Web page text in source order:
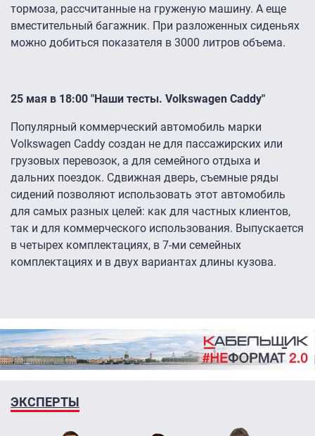
тормоза, рассчитанные на груженую машину. А еще
вместительный багажник. При разложенных сиденьях
можно добиться показателя в 3000 литров объема.
25 мая в 18:00 "Наши тесты. Volkswagen Caddy"
Популярный коммерческий автомобиль марки
Volkswagen Caddy создан не для пассажирских или
грузовых перевозок, а для семейного отдыха и
дальних поездок. Сдвижная дверь, съемные ряды
сидений позволяют использовать этот автомобиль
для самых разных целей: как для частных клиентов,
так и для коммерческого использования. Выпускается
в четырех комплектациях, в 7-ми семейных
комплектациях и в двух вариантах длины кузова.
ЭКСПЕРТЫ